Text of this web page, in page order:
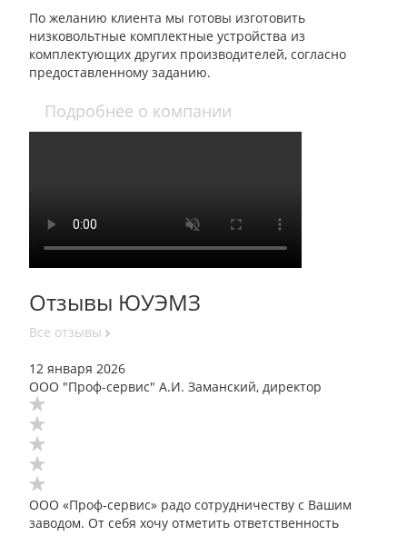
По желанию клиента мы готовы изготовить
низковольтные комплектные устройства из
комплектующих других производителей, согласно
предоставленному заданию.
Подробнее о компании
Отзывы ЮУЭМЗ
Все отзывы
12 января 2026
ООО "Проф-сервис" А.И. Заманский, директор
ООО «Проф-сервис» радо сотрудничеству с Вашим
заводом. От себя хочу отметить ответственность